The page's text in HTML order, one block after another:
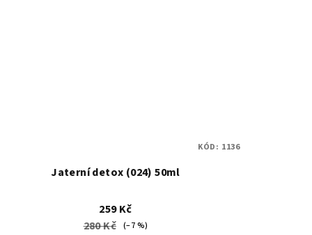
Jaterní detox (024) 50ml
259 Kč
280 Kč (–7 %)
KÓD: 1136